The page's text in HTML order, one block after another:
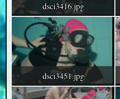
dsci3416.jpg
dsci3451.jpg